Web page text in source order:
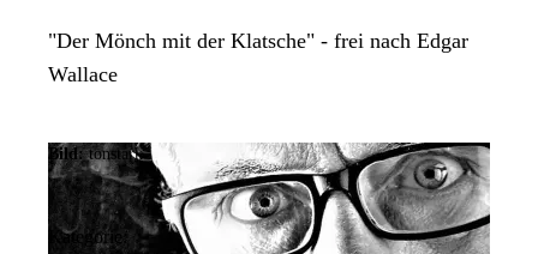
"Der Mönch mit der Klatsche" - frei nach Edgar
Wallace
Bild: tonstark
Kategorie: